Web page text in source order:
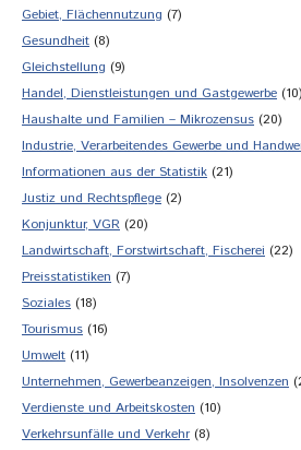
Gebiet, Flächennutzung (7)
Gesundheit (8)
Gleichstellung (9)
Handel, Dienstleistungen und Gastgewerbe (10)
Haushalte und Familien – Mikrozensus (20)
Industrie, Verarbeitendes Gewerbe und
Informationen aus der Statistik (21)
Justiz und Rechtspflege (2)
Konjunktur, VGR (20)
Landwirtschaft, Forstwirtschaft, Fischerei (22)
Preisstatistiken (7)
Soziales (18)
Tourismus (16)
Umwelt (11)
Unternehmen, Gewerbeanzeigen, Insolvenzen
Verdienste und Arbeitskosten (10)
Verkehrsunfälle und Verkehr (8)